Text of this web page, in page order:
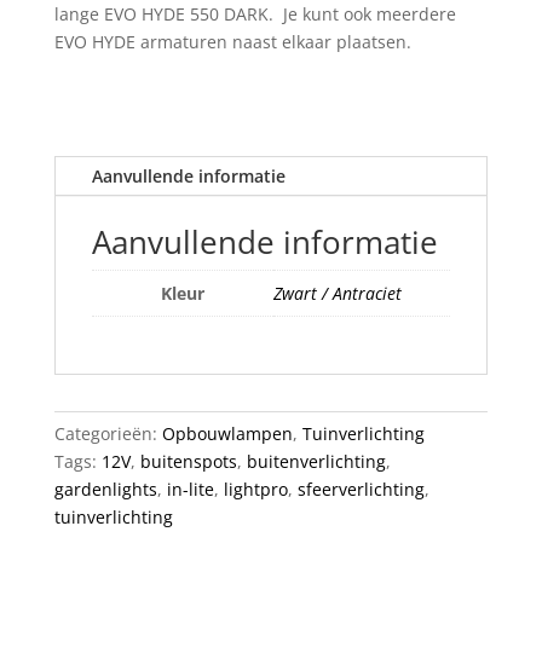
lange EVO HYDE 550 DARK. Je kunt ook meerdere
EVO HYDE armaturen naast elkaar plaatsen.
Aanvullende informatie
Aanvullende informatie
Kleur Zwart / Antraciet
Categorieën: Opbouwlampen, Tuinverlichting
Tags: 12V, buitenspots, buitenverlichting,
gardenlights, in-lite, lightpro, sfeerverlichting,
tuinverlichting